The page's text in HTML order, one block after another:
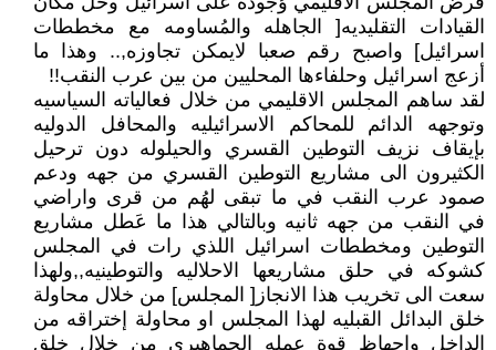
القيادات التقليديه[ الجاهله والمُساومه مع مخططات
اسرائيل] واصبح رقم صعبا لايمكن تجاوزه,.. وهذا ما
أزعج اسرائيل وحلفاءها المحليين من بين عرب النقب!!
لقد ساهم المجلس الاقليمي من خلال فعالياته السياسيه
وتوجهه الدائم للمحاكم الاسرائيليه والمحافل الدوليه
بإيقاف نزيف التوطين القسري والحيلوله دون ترحيل
الكثيرون الى مشاريع التوطين القسري من جهه ودعم
صمود عرب النقب في ما تبقى لهُم من قرى واراضي
في النقب من جهه ثانيه وبالتالي هذا ما عَطل مشاريع
التوطين ومخططات اسرائيل اللذي رات في المجلس
كشوكه في حلق مشاريعها الاحلاليه والتوطينيه,,ولهذا
سعت الى تخريب هذا الانجاز[ المجلس] من خلال محاولة
خلق البدائل القبليه لهذا المجلس او محاولة إختراقه من
الداخل وإجهاظ قوة عمله الجماهيري من خلال خلق